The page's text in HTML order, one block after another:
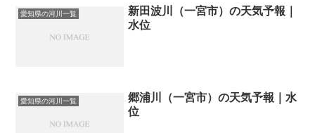
愛知県の河川一覧
新田波川（一宮市）の天気予報｜
水位
愛知県の河川一覧
郷浦川（一宮市）の天気予報｜水
位